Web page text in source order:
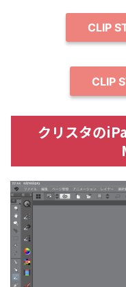
CLIP
CLIP
クリスタの